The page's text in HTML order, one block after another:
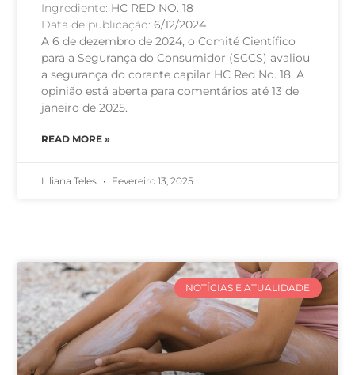
Ingrediente: HC RED NO. 18
Data de publicação:6/12/2024
A 6 de dezembro de 2024, o Comité Científico
para a Segurança do Consumidor (SCCS) avaliou
a segurança do corante capilar HC Red No. 18. A
opinião está aberta para comentários até 13 de
janeiro de 2025.
READ MORE »
Liliana Teles Fevereiro 13, 2025
NOTÍCIAS E ATUALIDADE